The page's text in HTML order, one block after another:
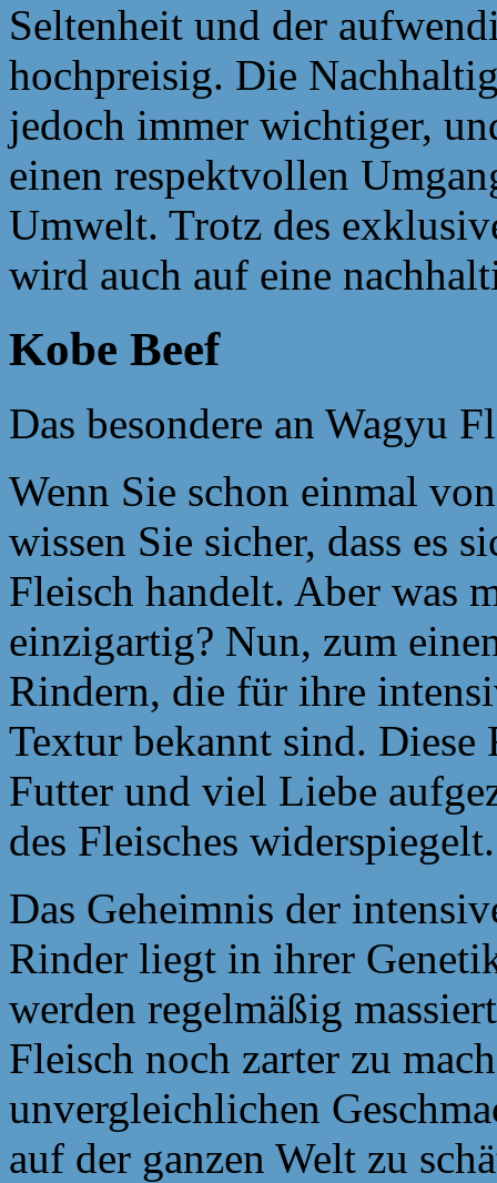
Seltenheit und der
hochpreisig. Die
jedoch immer wichtiger,
einen respektvollen
Umwelt. Trotz des
wird auch auf eine
Kobe Beef
Das besondere an Wagyu
Wenn Sie schon einmal
wissen Sie sicher, dass es
Fleisch handelt. Aber was
einzigartig? Nun, zum
Rindern, die für ihre
Textur bekannt sind.
Futter und viel Liebe
des Fleisches widerspiegelt.
Das Geheimnis der
Rinder liegt in ihrer
werden regelmäßig
Fleisch noch zarter zu
unvergleichlichen
auf der ganzen Welt zu